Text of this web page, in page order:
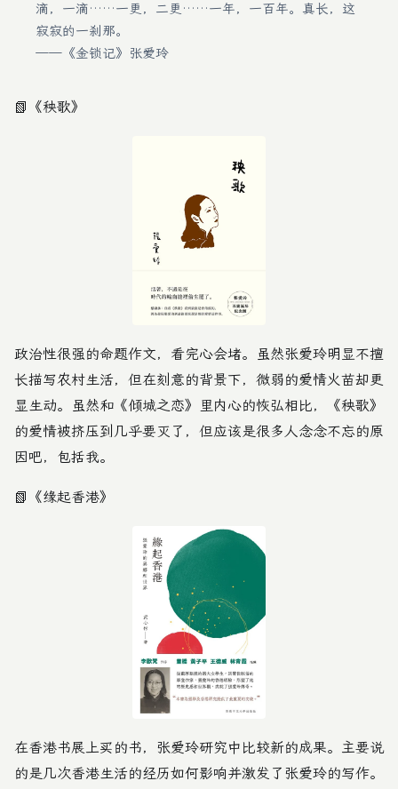
滴，一滴……一更，二更……一年，一百年。真长，这
寂寂的一刹那。
——《金锁记》 张爱玲
📗 《秧歌》
政治性很强的命题作文，看完心会堵。虽然张爱玲明显不擅
长描写农村生活，但在刻意的背景下，微弱的爱情火苗却更
显生动。虽然和 《倾城之恋》
里内心的恢弘相比，《秧歌》
的爱情被挤压到几乎要灭了，但应该是很多人念念不忘的原
因吧，包括我。
📗 《缘起香港》
在香港书展上买的书， 张爱玲研究中比较新的成果。主要说
的是几次香港生活的经历如何影响并激发了张爱玲的写作。